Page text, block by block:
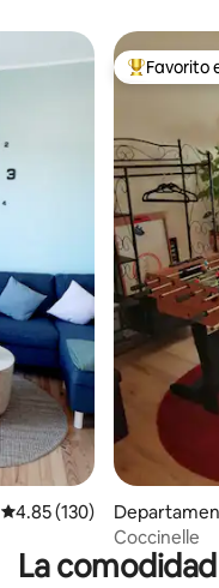
Calificación promedio:
4.85 (130)
De los
Favorito
Coccinelle
La